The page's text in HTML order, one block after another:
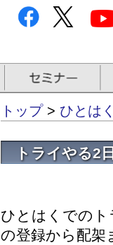
トップ> ひとは
トライやる2
ひとはくでのト
の登録から配架